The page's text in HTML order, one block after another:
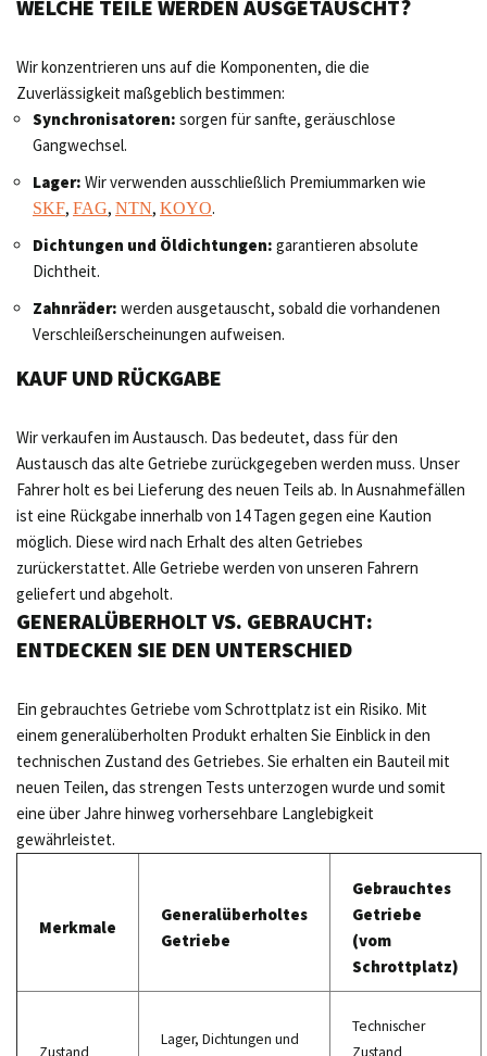
WELCHE TEILE WERDEN AUSGETAUSCHT?
Wir konzentrieren uns auf die Komponenten, die die
Zuverlässigkeit maßgeblich bestimmen:
Synchronisatoren: sorgen für sanfte, geräuschlose
Gangwechsel.
Lager: Wir verwenden ausschließlich Premiummarken wie
SKF, FAG, NTN, KOYO.
Dichtungen und Öldichtungen: garantieren absolute
Dichtheit.
Zahnräder: werden ausgetauscht, sobald die vorhandenen
Verschleißerscheinungen aufweisen.
KAUF UND RÜCKGABE
Wir verkaufen im Austausch. Das bedeutet, dass für den
Austausch das alte Getriebe zurückgegeben werden muss. Unser
Fahrer holt es bei Lieferung des neuen Teils ab. In Ausnahmefällen
ist eine Rückgabe innerhalb von 14 Tagen gegen eine Kaution
möglich. Diese wird nach Erhalt des alten Getriebes
zurückerstattet. Alle Getriebe werden von unseren Fahrern
geliefert und abgeholt.
GENERALÜBERHOLT VS. GEBRAUCHT:
ENTDECKEN SIE DEN UNTERSCHIED
Ein gebrauchtes Getriebe vom Schrottplatz ist ein Risiko. Mit
einem generalüberholten Produkt erhalten Sie Einblick in den
technischen Zustand des Getriebes. Sie erhalten ein Bauteil mit
neuen Teilen, das strengen Tests unterzogen wurde und somit
eine über Jahre hinweg vorhersehbare Langlebigkeit
gewährleistet.
Merkmale
Generalüberholtes
Getriebe
Gebrauchtes
Getriebe
(vom
Schrottplatz)
Zustand
Lager, Dichtungen und
Technischer
Zustand